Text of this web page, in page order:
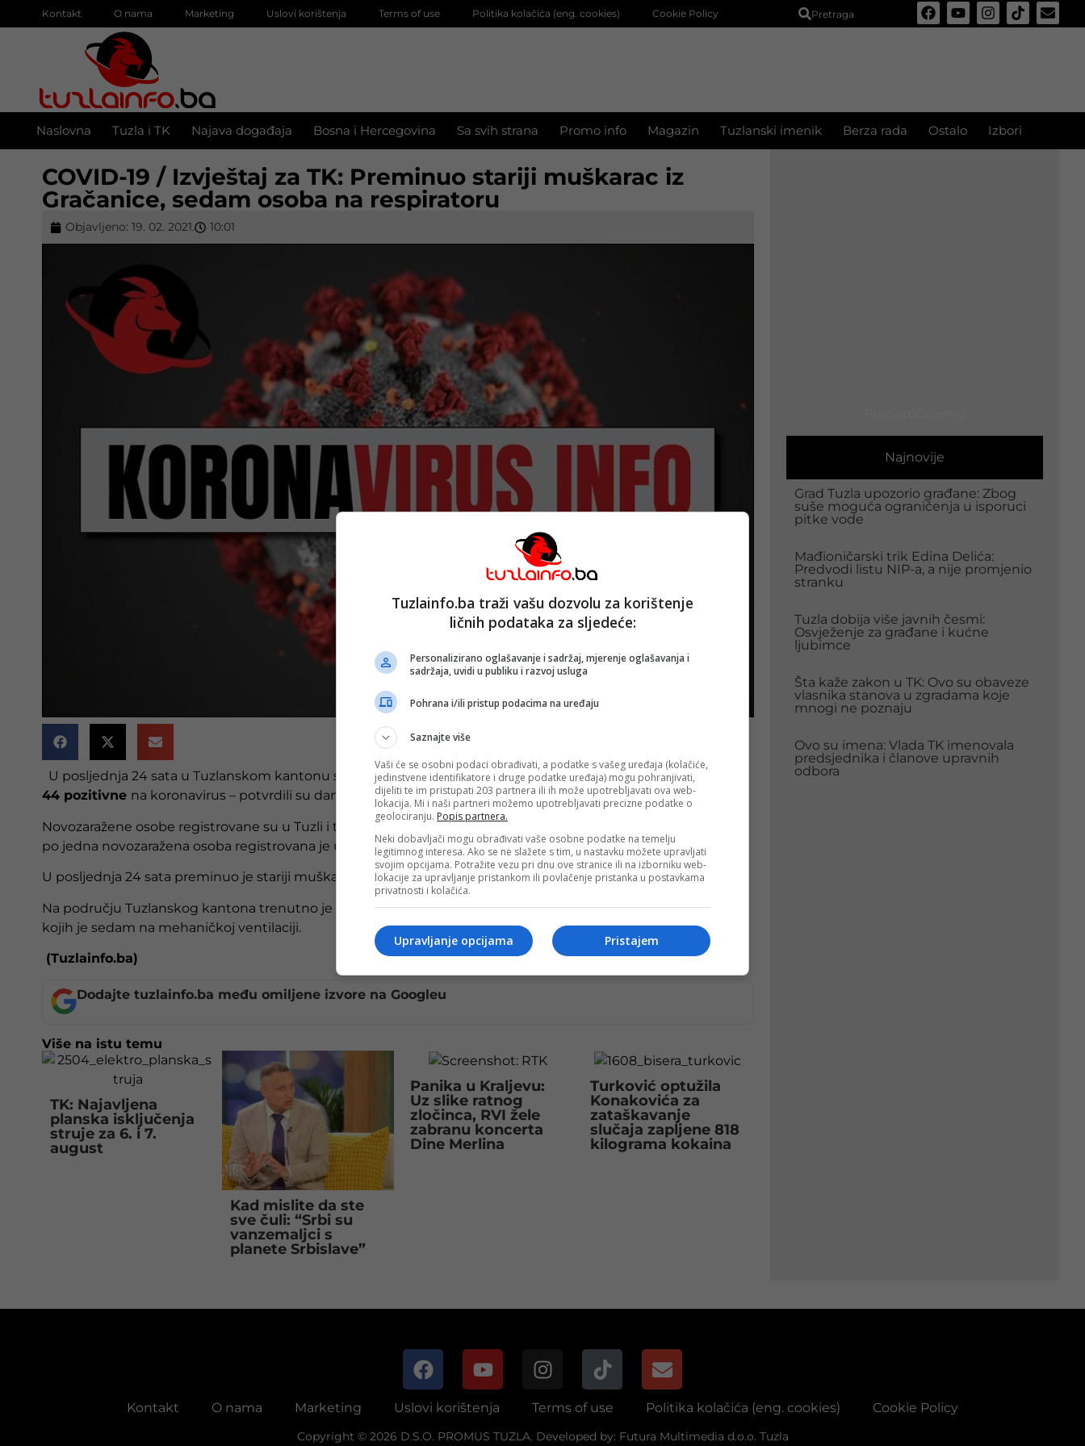
Kontakt O nama Marketing Uslovi korištenja Terms of use Politika kolačića (eng. cookies) Cookie Policy Pretraga
Naslovna Tuzla i TK Najava događaja Bosna i Hercegovina Sa svih strana Promo info Magazin Tuzlanski imenik Berza rada Ostalo Izbori
COVID-19 / Izvještaj za TK: Preminuo stariji muškarac iz
Gračanice, sedam osoba na respiratoru
Objavljeno: 19. 02. 2021. 10:01
U posljednja 24 sata u Tuzlanskom kantonu su obrađeni rezultati za 245 testiranih osoba od kojih su
44 pozitivne na koronavirus – potvrdili su danas iz Kriznog štaba ministarstva zdravstva TK.
Novozaražene osobe registrovane su u Tuzli i to 33, zatim Živinicama, Banovićima, Lukavcu i Kalesiji po dvije, te
po jedna novozaražena osoba registrovana je u Gračanici, Gradačcu i Kladnju.
U posljednja 24 sata preminuo je stariji muškarac (1935.) iz Gračanice od posljedica zaraze korona virusom.
Na području Tuzlanskog kantona trenutno je aktivno zaraženo 421 osoba. Hospitalizirane su 44 osobe, od
kojih je sedam na mehaničkoj ventilaciji.
(Tuzlainfo.ba)
Dodajte tuzlainfo.ba među omiljene izvore na Googleu
Više na istu temu
TK: Najavljena
planska isključenja
struje za 6. i 7.
august
Kad mislite da ste
sve čuli: “Srbi su
vanzemaljci s
planete Srbislave”
Panika u Kraljevu:
Uz slike ratnog
zločinca, RVI žele
zabranu koncerta
Dine Merlina
Turković optužila
Konakovića za
zataškavanje
slučaja zapljene 818
kilograma kokaina
Najnovije
Grad Tuzla upozorio građane: Zbog
suše moguća ograničenja u isporuci
pitke vode
Mađioničarski trik Edina Delića:
Predvodi listu NIP-a, a nije promjenio
stranku
Tuzla dobija više javnih česmi:
Osvježenje za građane i kućne
ljubimce
Šta kaže zakon u TK: Ovo su obaveze
vlasnika stanova u zgradama koje
mnogi ne poznaju
Ovo su imena: Vlada TK imenovala
predsjednika i članove upravnih
odbora
Kontakt O nama Marketing Uslovi korištenja Terms of use Politika kolačića (eng. cookies) Cookie Policy
Copyright © 2026 D.S.O. PROMUS TUZLA. Developed by: Futura Multimedia d.o.o. Tuzla
Tuzlainfo.ba traži vašu dozvolu za korištenje
ličnih podataka za sljedeće:
Personalizirano oglašavanje i sadržaj, mjerenje oglašavanja i
sadržaja, uvidi u publiku i razvoj usluga
Pohrana i/ili pristup podacima na uređaju
Saznajte više
Vaši će se osobni podaci obrađivati, a podatke s vašeg uređaja (kolačiće,
jedinstvene identifikatore i druge podatke uređaja) mogu pohranjivati,
dijeliti te im pristupati 203 partnera ili ih može upotrebljavati ova web-
lokacija. Mi i naši partneri možemo upotrebljavati precizne podatke o
geolociranju. Popis partnera.
Neki dobavljači mogu obrađivati vaše osobne podatke na temelju
legitimnog interesa. Ako se ne slažete s tim, u nastavku možete upravljati
svojim opcijama. Potražite vezu pri dnu ove stranice ili na izborniku web-
lokacije za upravljanje pristankom ili povlačenje pristanka u postavkama
privatnosti i kolačića.
Pristajem
Upravljanje opcijama